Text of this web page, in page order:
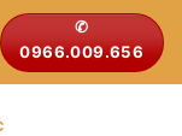
✆
0966.009.656